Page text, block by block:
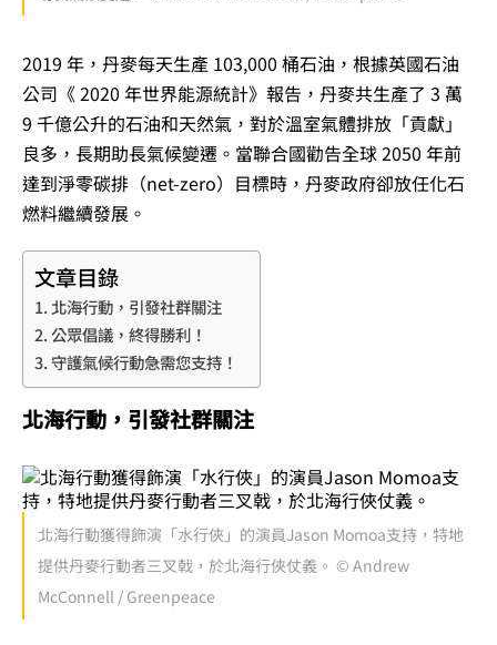
2019 年，丹麥每天生產 103,000 桶石油，根據英國石油
公司《 2020 年世界能源統計》報告，丹麥共生產了 3 萬
9 千億公升的石油和天然氣，對於溫室氣體排放「貢獻」
良多，長期助長氣候變遷。當聯合國勸告全球 2050 年前
達到淨零碳排（net-zero）目標時，丹麥政府卻放任化石
燃料繼續發展。
文章目錄
北海行動，引發社群關注
公眾倡議，終得勝利！
守護氣候行動急需您支持！
北海行動，引發社群關注
北海行動獲得飾演「水行俠」的演員Jason Momoa支持，特地
提供丹麥行動者三叉戟，於北海行俠仗義。 © Andrew
McConnell / Greenpeace